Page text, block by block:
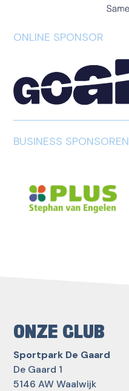
ONLINE SPONSOR
BUSINESS SPONSOREN
ONZE CLUB
Sportpark De Gaard
De Gaard 1
5146 AW Waalwijk